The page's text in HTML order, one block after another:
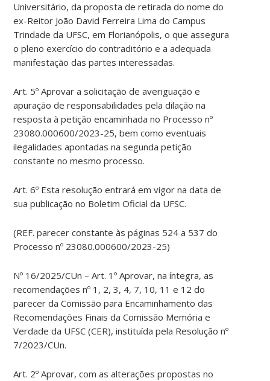
Universitário, da proposta de retirada do nome do
ex-Reitor João David Ferreira Lima do Campus
Trindade da UFSC, em Florianópolis, o que assegura
o pleno exercício do contraditório e a adequada
manifestação das partes interessadas.
Art. 5º Aprovar a solicitação de averiguação e
apuração de responsabilidades pela dilação na
resposta à petição encaminhada no Processo nº
23080.000600/2023-25, bem como eventuais
ilegalidades apontadas na segunda petição
constante no mesmo processo.
Art. 6º Esta resolução entrará em vigor na data de
sua publicação no Boletim Oficial da UFSC.
(REF. parecer constante às páginas 524 a 537 do
Processo nº 23080.000600/2023-25)
Nº 16/2025/CUn – Art. 1º Aprovar, na íntegra, as
recomendações nº 1, 2, 3, 4, 7, 10, 11 e 12 do
parecer da Comissão para Encaminhamento das
Recomendações Finais da Comissão Memória e
Verdade da UFSC (CER), instituída pela Resolução nº
7/2023/CUn.
Art. 2º Aprovar, com as alterações propostas no